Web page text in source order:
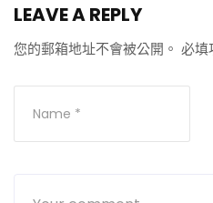
LEAVE A REPLY
您的郵箱地址不會被公開。 必填